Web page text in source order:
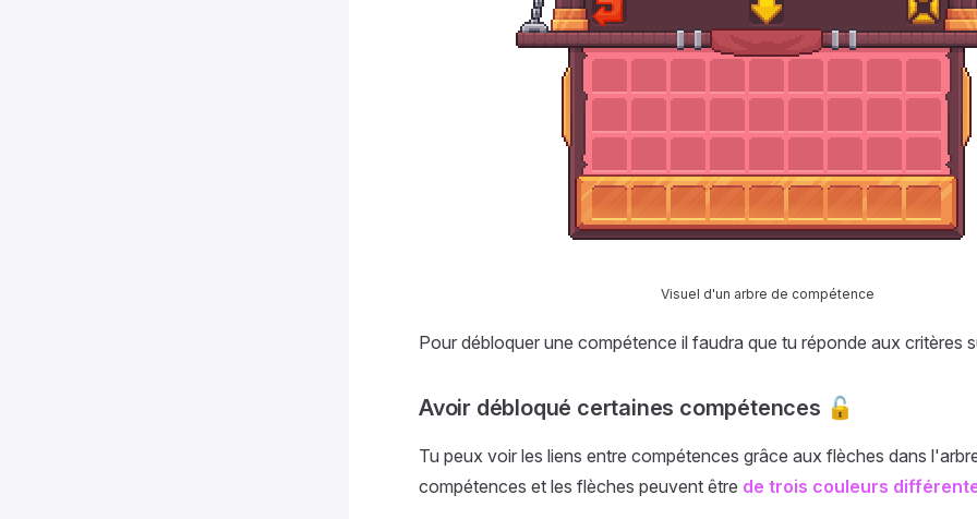
Visuel d'un arbre de compétence
Pour débloquer une compétence il faudra que tu réponde aux critères
Avoir débloqué certaines compétences 🔓
Tu peux voir les liens entre compétences grâce aux flèches dans
compétences et les flèches peuvent être de trois couleurs